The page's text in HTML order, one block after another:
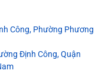
Công, Phường Phương
Định Công, Quận